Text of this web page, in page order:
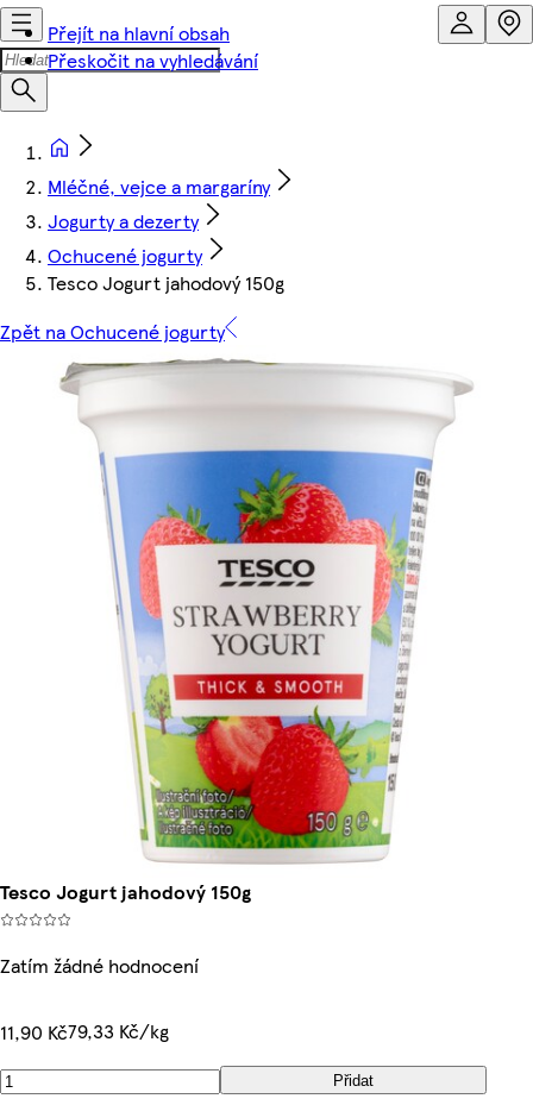
Přejít na hlavní obsah
Přeskočit na vyhledávání
Mléčné, vejce a margaríny
Jogurty a dezerty
Ochucené jogurty
Tesco Jogurt jahodový 150g
Zpět na Ochucené jogurty
Tesco Jogurt jahodový 150g
Zatím žádné hodnocení
11,90 Kč79,33 Kč/kg
Přidat